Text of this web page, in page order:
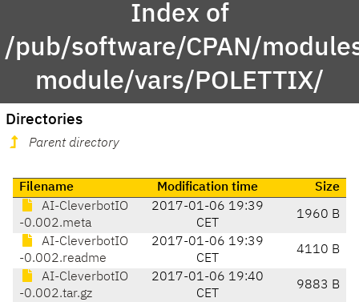
Index of
/pub/software/CPAN/
module/vars/POLETTIX/
Directories
Parent directory
Filename Modification time
Size
AI-CleverbotIO
-0.002.meta
2017-01-06 19:39
CET
1960 B
AI-CleverbotIO
-0.002.readme
2017-01-06 19:39
CET
4110 B
AI-CleverbotIO
-0.002.tar.gz
2017-01-06 19:40
CET
9883 B